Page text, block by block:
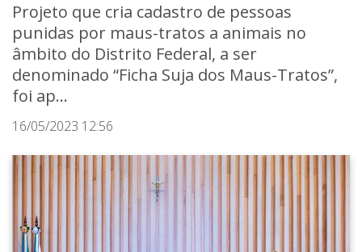
Projeto que cria cadastro de pessoas
punidas por maus-tratos a animais no
âmbito do Distrito Federal, a ser
denominado “Ficha Suja dos Maus-Tratos”,
foi ap...
16/05/2023 12:56